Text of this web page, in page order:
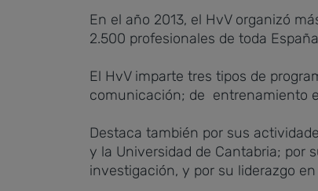
En el año 2013, el HvV organizó
2.500 profesionales de toda
El HvV imparte tres tipos de
comunicación; de entrenamiento
Destaca también por sus
y la Universidad de Cantabria; por
investigación, y por su liderazgo